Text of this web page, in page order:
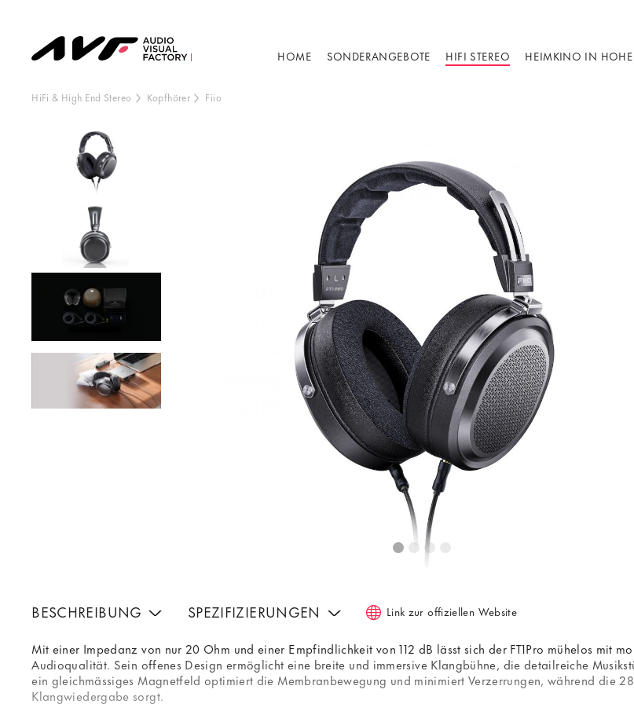
HOME SONDERANGEBOTE HIFI STEREO HEIMKINO IN
HiFi & High End Stereo Kopfhörer Fiio
BESCHREIBUNG
Mit einer Impedanz von nur 20 Ohm und einer Empfindlichkeit von 112 dB lässt sich der FT1Pro mühelos mit
Audioqualität. Sein offenes Design ermöglicht eine breite und immersive Klangbühne, die detailreiche
ein gleichmässiges Magnetfeld optimiert die Membranbewegung und minimiert Verzerrungen, während die
Klangwiedergabe sorgt.
SPEZIFIZIERUNGEN Link zur offiziellen Website